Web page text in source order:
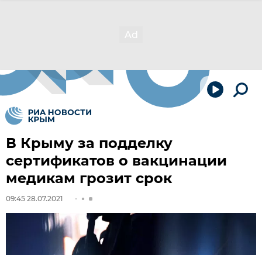
В Крыму за подделку
сертификатов о вакцинации
медикам грозит срок
09:45 28.07.2021